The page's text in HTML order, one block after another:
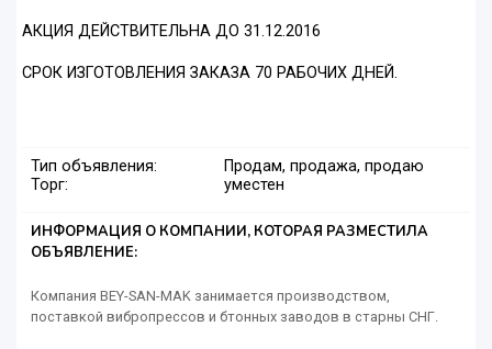
АКЦИЯ ДЕЙСТВИТЕЛЬНА ДО 31.12.2016
СРОК ИЗГОТОВЛЕНИЯ ЗАКАЗА 70 РАБОЧИХ ДНЕЙ.
Тип объявления:
Продам, продажа, продаю
Торг:
уместен
ИНФОРМАЦИЯ О КОМПАНИИ, КОТОРАЯ РАЗМЕСТИЛА
ОБЪЯВЛЕНИЕ:
Компания BEY-SAN-MAK занимается производством,
поставкой вибропрессов и бтонных заводов в старны СНГ.